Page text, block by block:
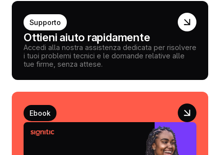
Supporto
Ottieni aiuto rapidamente
Accedi alla nostra assistenza dedicata per risolvere
i tuoi problemi tecnici e le domande relative alle
tue firme, senza attese.
Ebook